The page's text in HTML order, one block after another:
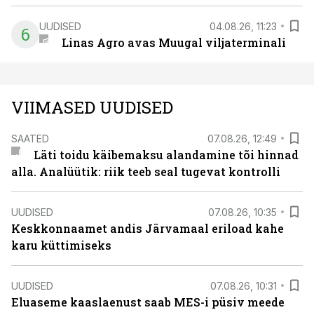
6 UUDISED 04.08.26, 11:23
Linas Agro avas Muugal viljaterminali
VIIMASED UUDISED
SAATED 07.08.26, 12:49
Läti toidu käibemaksu alandamine tõi hinnad
alla. Analüütik: riik teeb seal tugevat kontrolli
UUDISED 07.08.26, 10:35
Keskkonnaamet andis Järvamaal eriload kahe
karu küttimiseks
UUDISED 07.08.26, 10:31
Eluaseme kaaslaenust saab MES-i püsiv meede